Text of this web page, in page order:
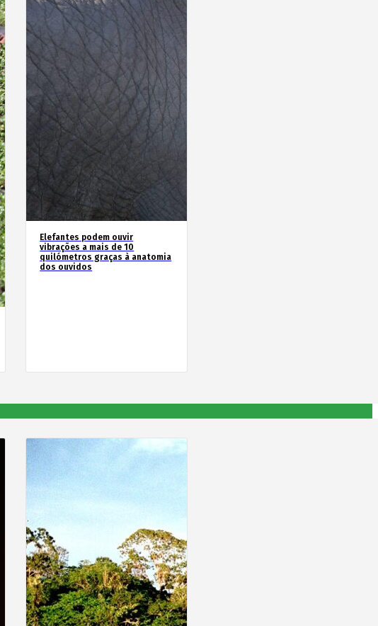
Elefantes podem ouvir
vibrações a mais de 10
quilómetros graças à anatomia
dos ouvidos